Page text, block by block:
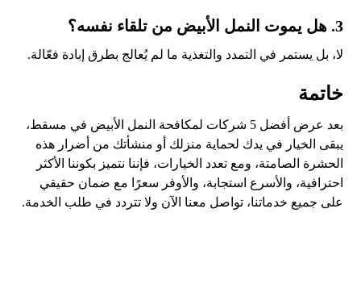
3. هل يموت النمل الأبيض من تلقاء نفسه؟
لا، بل يستمر في التمدد والتغذية ما لم يُعالج بطرق إبادة فعّالة.
خاتمة
بعد عرض أفضل 5 شركات لمكافحة النمل الأبيض في مسقط،
يبقى الخيار في يدك لحماية منزلك أو منشأتك من أضرار هذه
الحشرة الصامتة، ومع تعدد الخيارات، فإننا نتميز بكوننا الأكثر
احترافية، والأسرع استجابة، والأوفر سعرًا مع ضمان حقيقي
على جميع خدماتنا، تواصل معنا الآن ولا تتردد في طلب الخدمة.